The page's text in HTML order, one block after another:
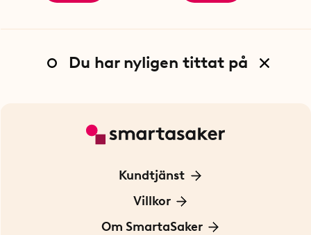
Du har nyligen tittat på
Kundtjänst
Kontakta oss
För Företag
Villkor
Frakt och leverans
Om SmartaSaker